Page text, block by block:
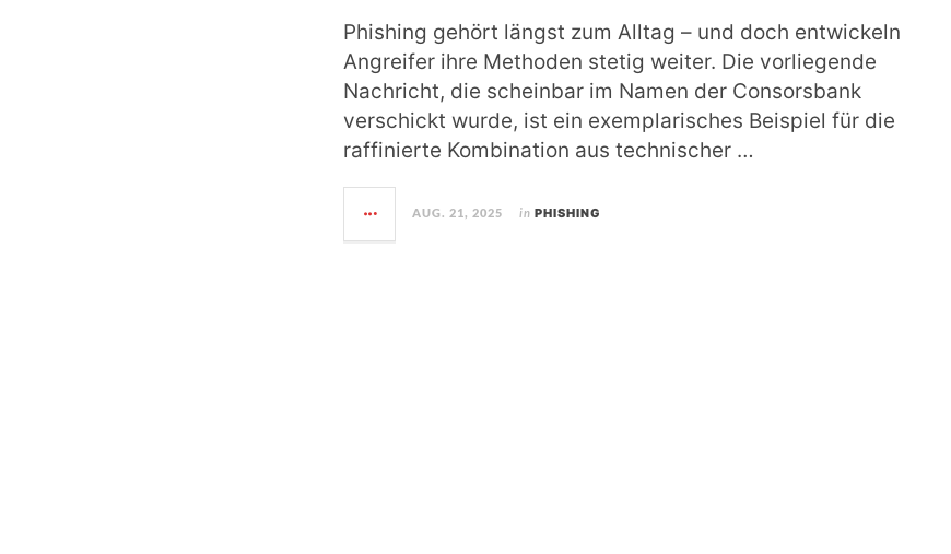
Phishing gehört längst zum Alltag – und doch entwickeln
Angreifer ihre Methoden stetig weiter. Die vorliegende
Nachricht, die scheinbar im Namen der Consorsbank
verschickt wurde, ist ein exemplarisches Beispiel für die
raffinierte Kombination aus technischer …
AUG. 21, 2025 in PHISHING